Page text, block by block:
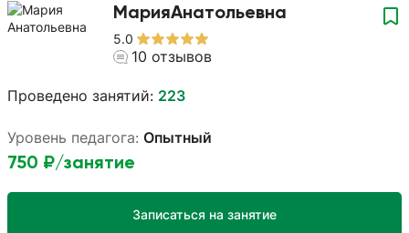
МарияАнатольевна
5.0
10 отзывов
Проведено занятий: 223
Уровень педагога: Опытный
750 ₽/занятие
Записаться на занятие